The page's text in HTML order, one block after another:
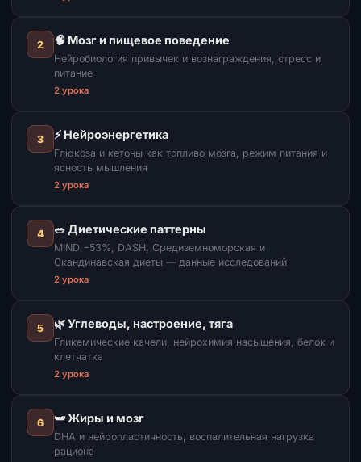
2 🧠 Мозг и пищевое поведение
Нейробиология привычек и вознаграждения, стресс и
питание
2 урока
3 ⚡ Нейроэнергетика
Глюкоза и кетоны как топливо мозга, режим питания и
ясность мышления
2 урока
4 🥗 Диетические паттерны
MIND −53%, DASH, Средиземноморская и
Скандинавская диеты — данные исследований
2 урока
5 🌿 Углеводы, настроение, тяга
Гликемические качели, нейрохимия насыщения, белок и
клетчатка
2 урока
6 🫛 Жиры и мозг
DHA и нейропластичность, воспалительная нагрузка
рациона